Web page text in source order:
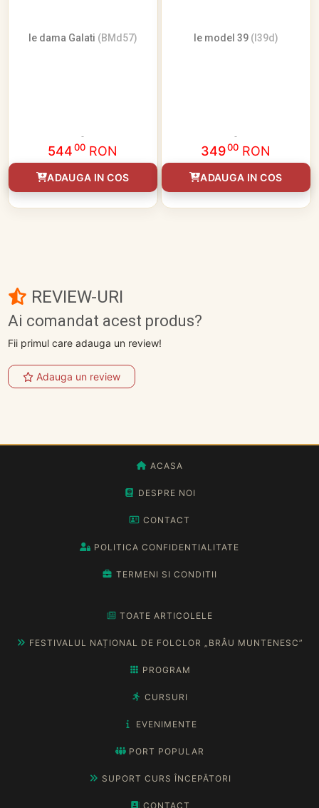
Ie dama Galati (BMd57)
54400 RON
ADAUGA IN COS
Ie model 39 (I39d)
34900 RON
ADAUGA IN COS
REVIEW-URI
Ai comandat acest produs?
Fii primul care adauga un review!
Adauga un review
ACASA
DESPRE NOI
CONTACT
POLITICA CONFIDENTIALITATE
TERMENI SI CONDITII
TOATE ARTICOLELE
FESTIVALUL NAȚIONAL DE FOLCLOR „BRÂU MUNTENESC”
PROGRAM
CURSURI
EVENIMENTE
PORT POPULAR
SUPORT CURS ÎNCEPĂTORI
CONTACT